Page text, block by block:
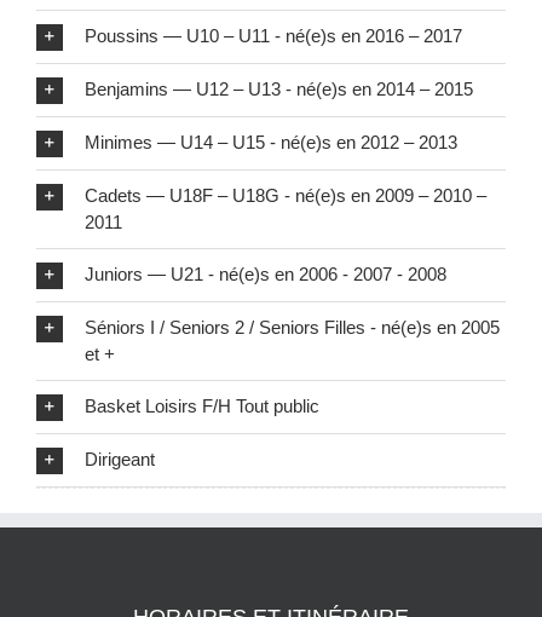
Poussins — U10 – U11 - né(e)s en 2016 – 2017
Benjamins — U12 – U13 - né(e)s en 2014 – 2015
Minimes — U14 – U15 - né(e)s en 2012 – 2013
Cadets — U18F – U18G - né(e)s en 2009 – 2010 –
2011
Juniors — U21 - né(e)s en 2006 - 2007 - 2008
Séniors I / Seniors 2 / Seniors Filles - né(e)s en 2005
et +
Basket Loisirs F/H Tout public
Dirigeant